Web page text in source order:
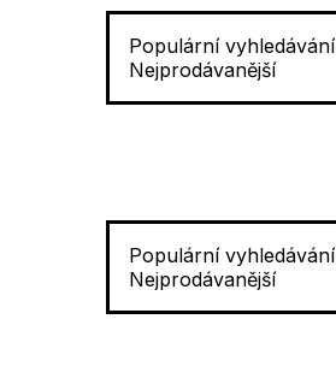
Populární vyhledávání
Nejprodávanější
Populární vyhledávání
Nejprodávanější